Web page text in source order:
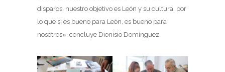
disparos, nuestro objetivo es León y su cultura, por
lo que si es bueno para León, es bueno para
nosotros», concluye Dionisio Domínguez.